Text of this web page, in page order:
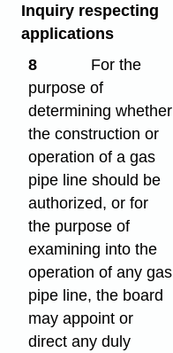
Inquiry respecting
applications
8
For the
purpose of
determining whether
the construction or
operation of a gas
pipe line should be
authorized, or for
the purpose of
examining into the
operation of any gas
pipe line, the board
may appoint or
direct any duly